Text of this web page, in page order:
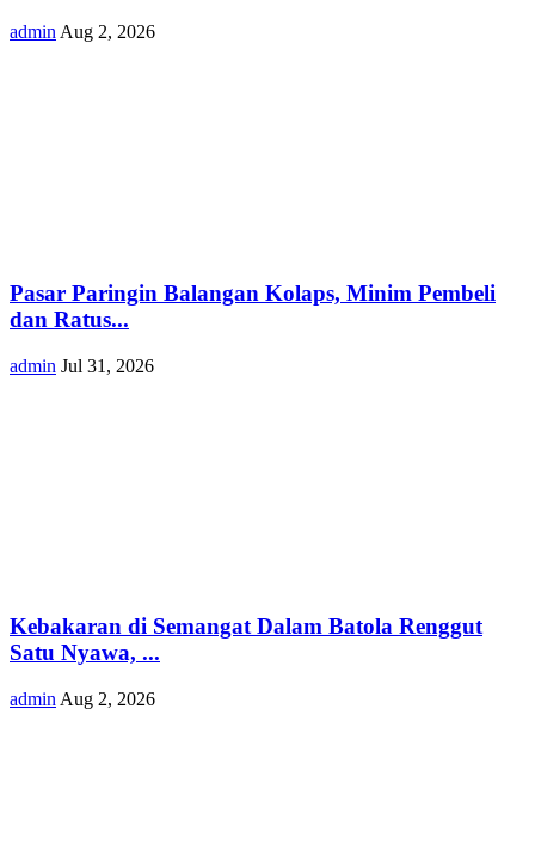
admin Aug 2, 2026
Pasar Paringin Balangan Kolaps, Minim Pembeli
dan Ratus...
admin Jul 31, 2026
Kebakaran di Semangat Dalam Batola Renggut
Satu Nyawa, ...
admin Aug 2, 2026